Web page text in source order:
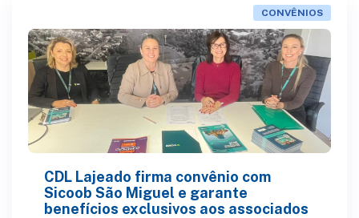
CONVÊNIOS
CDL Lajeado firma convênio com
Sicoob São Miguel e garante
benefícios exclusivos aos associados